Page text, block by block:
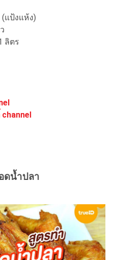
แป้งแห้ง)
ลิตร
ดน้ำปลา